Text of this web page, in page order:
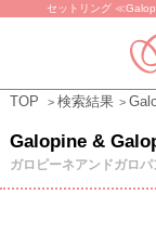
セットリング
TOP 検索結果
Galopine &
ガロピーネアンドガロパ